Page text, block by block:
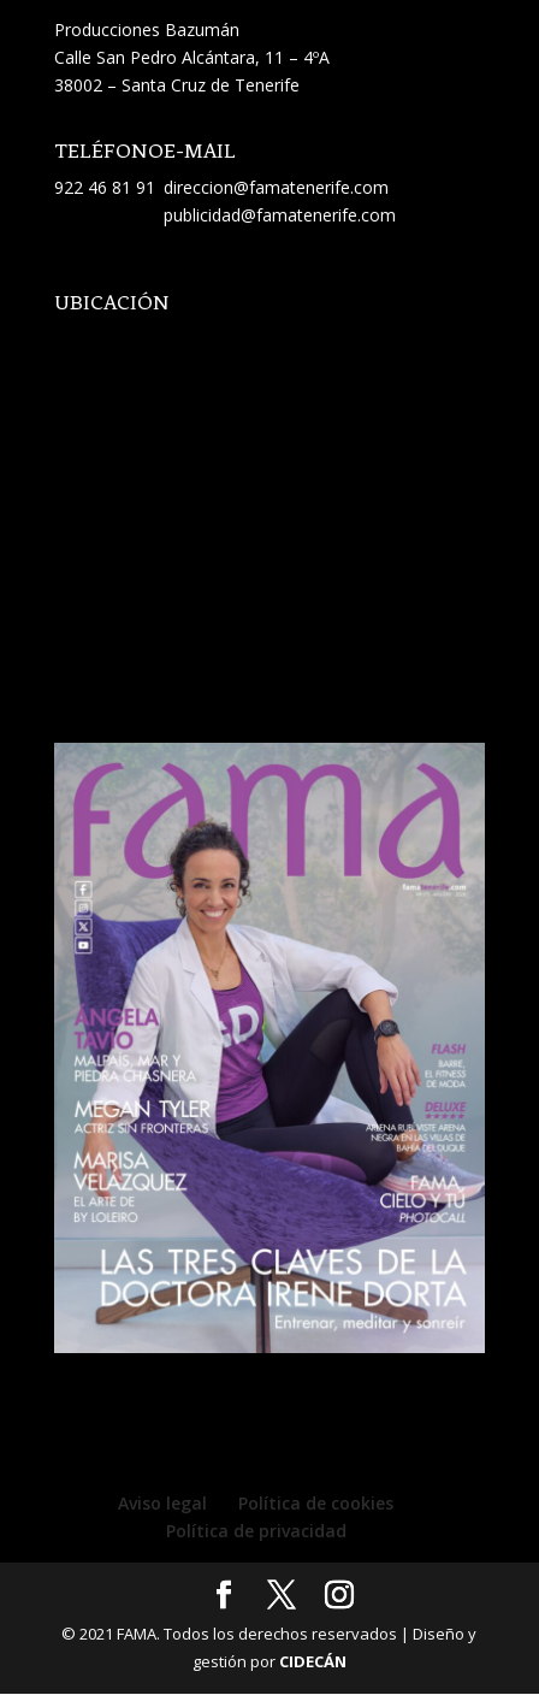
Producciones Bazumán
Calle San Pedro Alcántara, 11 – 4ºA
38002 – Santa Cruz de Tenerife
TELÉFONO
922 46 81 91
E-MAIL
direccion@famatenerife.com
publicidad@famatenerife.com
UBICACIÓN
Aviso legal
Política de cookies
Política de privacidad
© 2021 FAMA. Todos los derechos reservados | Diseño y
gestión por CIDECÁN